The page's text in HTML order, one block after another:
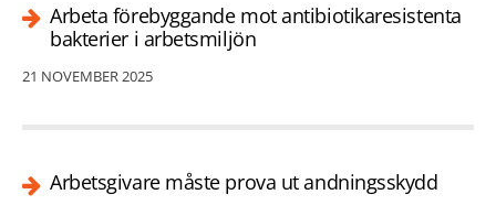
Arbeta förebyggande mot antibiotikaresistenta
bakterier i arbetsmiljön
21 NOVEMBER 2025
Arbetsgivare måste prova ut andningsskydd